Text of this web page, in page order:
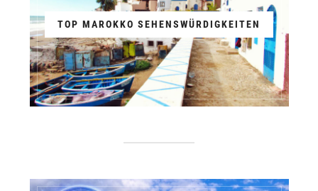
TOP MAROKKO SEHENSWÜRDIGKEITEN